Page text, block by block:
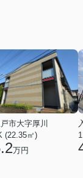
市大字厚川
(22.35㎡)
万円